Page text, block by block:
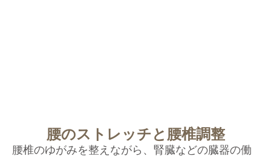
腰のストレッチと腰椎調整
腰椎のゆがみを整えながら、腎臓などの臓器の働